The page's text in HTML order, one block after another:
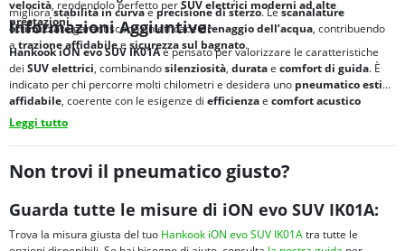
velocità, rendendolo perfetto perSUV elettrici moderni ad alte
prestazioni.
migliorastabilità in curvaeprecisione di sterzo. Lescanalature
ottimizzategarantiscono un efficacedrenaggio dell’acqua, contribuendo
atrazione affidabileesicurezza sul bagnato.
Informazioni Aggiuntive:
Hankook iON evo SUV IK01Aè pensato per valorizzare le caratteristiche
dei SUV elettrici, combinandosilenziosità, duratae comfort di guida. È
indicato per chi percorre molti chilometri e desidera uno pneumatico estivo
affidabile, coerente con le esigenze di efficienzae comfort acustico
dellamobilità elettrica
Leggi tutto
Non trovi il pneumatico giusto?
Guarda tutte le misure di iON evo SUV IK01A:
Trova la misura giusta del tuo Hankook iON evo SUV IK01Atra tutte le